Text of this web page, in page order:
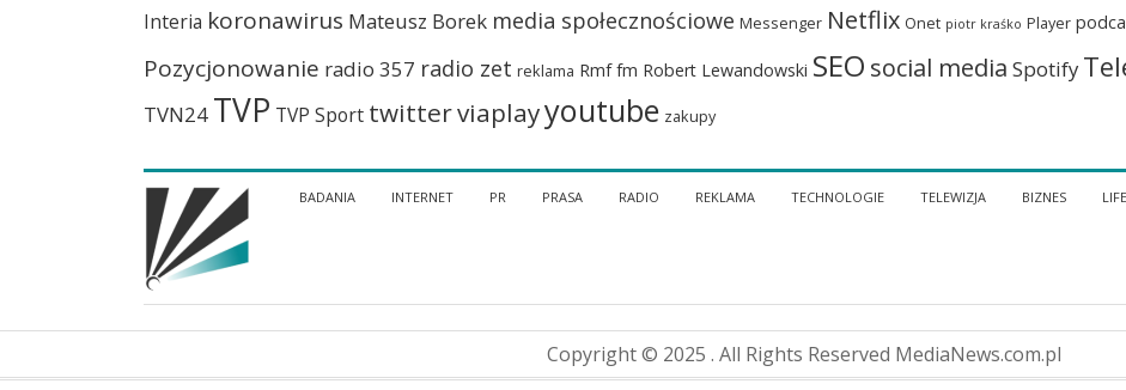
Interia koronawirus Mateusz Borek media społecznościowe Messenger Netflix Onet piotr kraśko Player
Pozycjonowanie radio 357 radio zet reklama Rmf fm Robert Lewandowski SEO social media Spotify
TVN24 TVP TVP Sport twitterviaplayyoutube zakupy
BADANIA INTERNET PR PRASA RADIO REKLAMA TECHNOLOGIE TELEWIZJA BIZNES
Copyright © 2025 . All Rights Reserved MediaNews.com.pl